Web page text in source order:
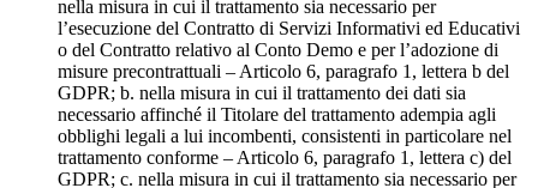
nella misura in cui il trattamento sia necessario per
l’esecuzione del Contratto di Servizi Informativi ed Educativi
o del Contratto relativo al Conto Demo e per l’adozione di
misure precontrattuali – Articolo 6, paragrafo 1, lettera b del
GDPR; b. nella misura in cui il trattamento dei dati sia
necessario affinché il Titolare del trattamento adempia agli
obblighi legali a lui incombenti, consistenti in particolare nel
trattamento conforme – Articolo 6, paragrafo 1, lettera c) del
GDPR; c. nella misura in cui il trattamento sia necessario per